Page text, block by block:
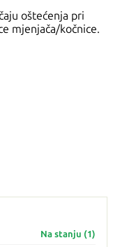
oštećenja pri
mjenjača/kočnice.
Na stanju (1)